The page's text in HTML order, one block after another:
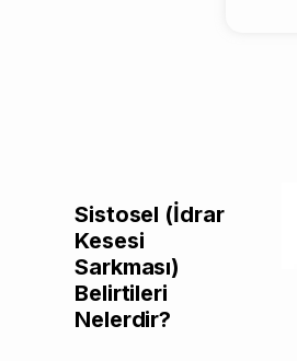
Sistosel (İdrar
Kesesi
Sarkması)
Belirtileri
Nelerdir?